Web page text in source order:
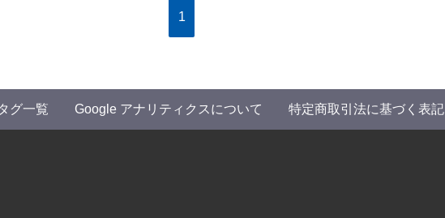
1
グ一覧 Google アナリティクスについて 特定商取引法に基づく表記